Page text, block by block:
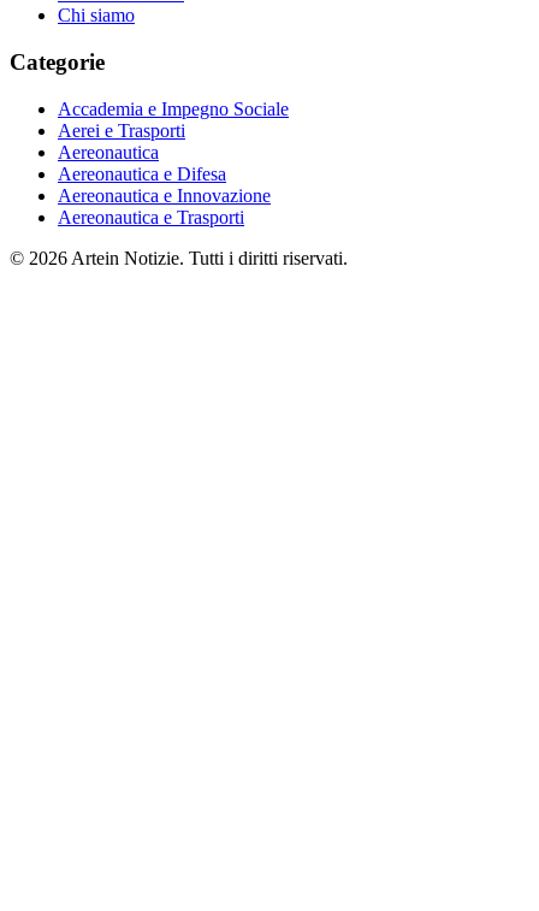
Chi siamo
Categorie
Accademia e Impegno Sociale
Aerei e Trasporti
Aereonautica
Aereonautica e Difesa
Aereonautica e Innovazione
Aereonautica e Trasporti
© 2026 Artein Notizie. Tutti i diritti riservati.